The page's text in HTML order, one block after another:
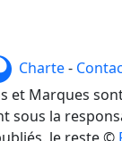
Charte-
et Marques
sous la